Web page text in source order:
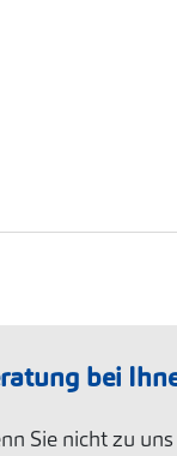
bei
Sie nicht zu